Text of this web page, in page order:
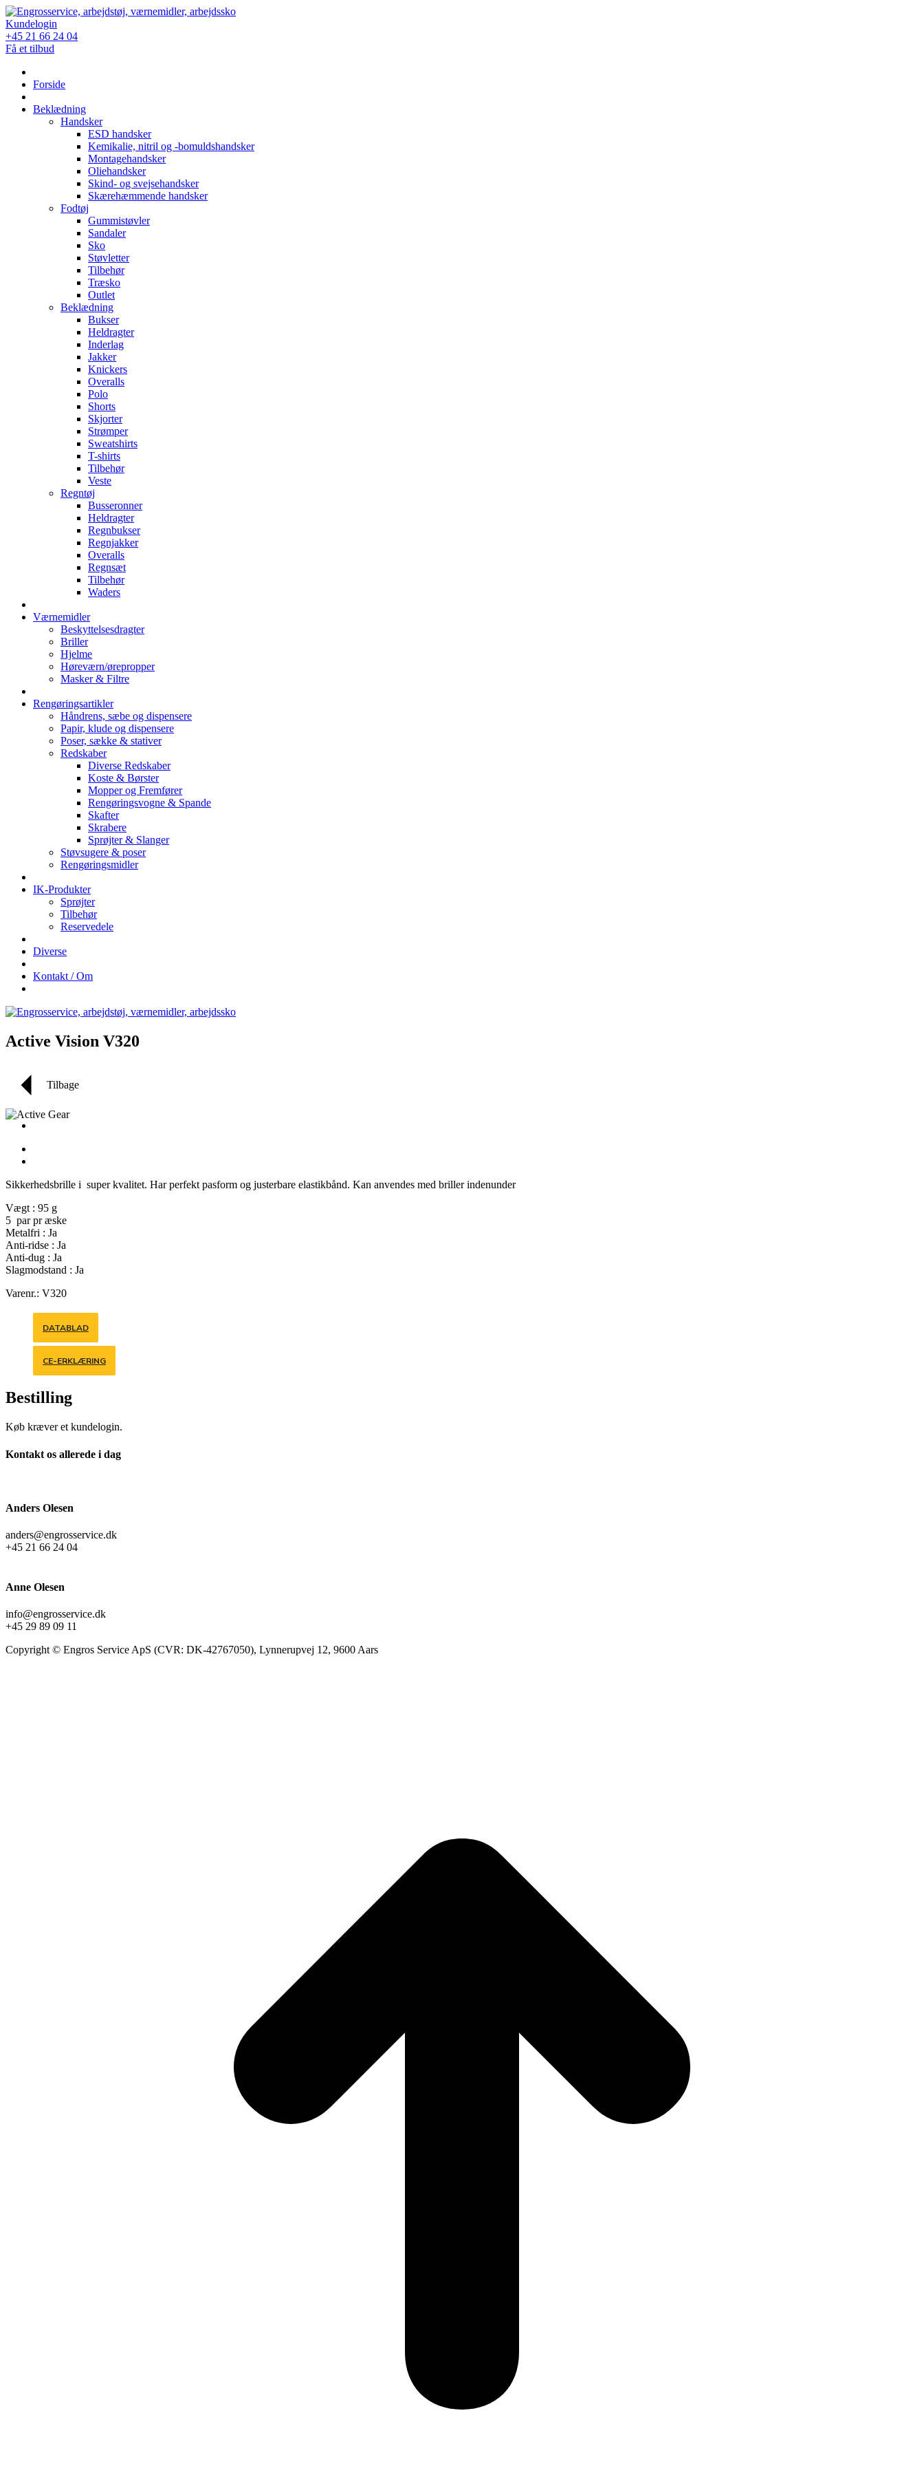
Skip
to
content
Kundelogin
+45 21 66 24 04
Få et tilbud
Forside
Beklædning
Handsker
ESD handsker
Kemikalie, nitril og -bomuldshandsker
Montagehandsker
Oliehandsker
Skind- og svejsehandsker
Skærehæmmende handsker
Fodtøj
Gummistøvler
Sandaler
Sko
Støvletter
Tilbehør
Træsko
Outlet
Beklædning
Bukser
Heldragter
Inderlag
Jakker
Knickers
Overalls
Polo
Shorts
Skjorter
Strømper
Sweatshirts
T-shirts
Tilbehør
Veste
Regntøj
Busseronner
Heldragter
Regnbukser
Regnjakker
Overalls
Regnsæt
Tilbehør
Waders
Værnemidler
Beskyttelsesdragter
Briller
Hjelme
Høreværn/ørepropper
Masker & Filtre
Rengøringsartikler
Håndrens, sæbe og dispensere
Papir, klude og dispensere
Poser, sække & stativer
Redskaber
Diverse Redskaber
Koste & Børster
Mopper og Fremfører
Rengøringsvogne & Spande
Skafter
Skrabere
Sprøjter & Slanger
Støvsugere & poser
Rengøringsmidler
IK-Produkter
Sprøjter
Tilbehør
Reservedele
Diverse
Kontakt / Om
Active Vision V320
Tilbage
Sikkerhedsbrille i super kvalitet. Har perfekt pasform og justerbare elastikbånd. Kan anvendes med briller indenunder
Vægt : 95 g
5 par pr æske
Metalfri : Ja
Anti-ridse : Ja
Anti-dug : Ja
Slagmodstand : Ja
Varenr.: V320
DATABLAD
CE-ERKLÆRING
Bestilling
Køb kræver et kundelogin.
Kontakt os allerede i dag
Anders Olesen
anders@engrosservice.dk
+45 21 66 24 04
Anne Olesen
info@engrosservice.dk
+45 29 89 09 11
Copyright © Engros Service ApS (CVR: DK-42767050), Lynnerupvej 12, 9600 Aars